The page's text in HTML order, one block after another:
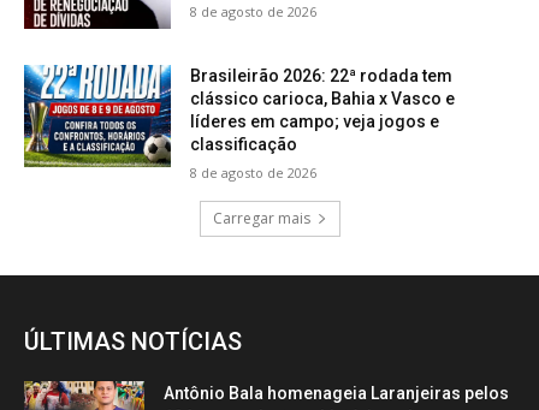
8 de agosto de 2026
Brasileirão 2026: 22ª rodada tem
clássico carioca, Bahia x Vasco e
líderes em campo; veja jogos e
classificação
8 de agosto de 2026
Carregar mais
ÚLTIMAS NOTÍCIAS
Antônio Bala homenageia Laranjeiras pelos